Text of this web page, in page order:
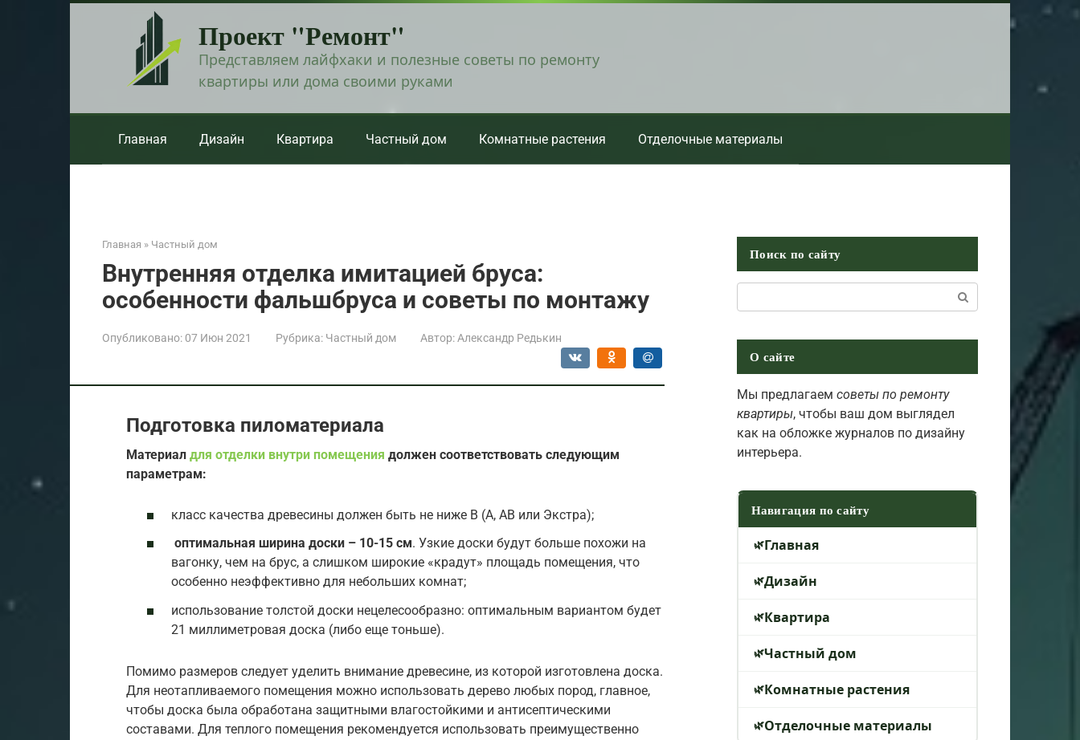
Проект "Ремонт"
Представляем лайфхаки и полезные советы по ремонту
квартиры или дома своими руками
Главная Дизайн Квартира Частный дом Комнатные растения Отделочные материалы
Главная » Частный дом
Внутренняя отделка имитацией бруса:
особенности фальшбруса и советы по монтажу
Опубликовано: 07 Июн 2021 Рубрика: Частный дом Автор: Александр Редькин
Подготовка пиломатериала
Материал для отделки внутри помещения должен соответствовать следующим
параметрам:
класс качества древесины должен быть не ниже В (А, АВ или Экстра);
оптимальная ширина доски – 10-15 см. Узкие доски будут больше похожи на
вагонку, чем на брус, а слишком широкие «крадут» площадь помещения, что
особенно неэффективно для небольших комнат;
использование толстой доски нецелесообразно: оптимальным вариантом будет
21 миллиметровая доска (либо еще тоньше).
Помимо размеров следует уделить внимание древесине, из которой изготовлена доска.
Для неотапливаемого помещения можно использовать дерево любых пород, главное,
чтобы доска была обработана защитными влагостойкими и антисептическими
составами. Для теплого помещения рекомендуется использовать преимущественно
Поиск по сайту
О сайте
Мы предлагаем советы по ремонту
квартиры, чтобы ваш дом выглядел
как на обложке журналов по дизайну
интерьера.
Навигация по сайту
Главная
Дизайн
Квартира
Частный дом
Комнатные растения
Отделочные материалы